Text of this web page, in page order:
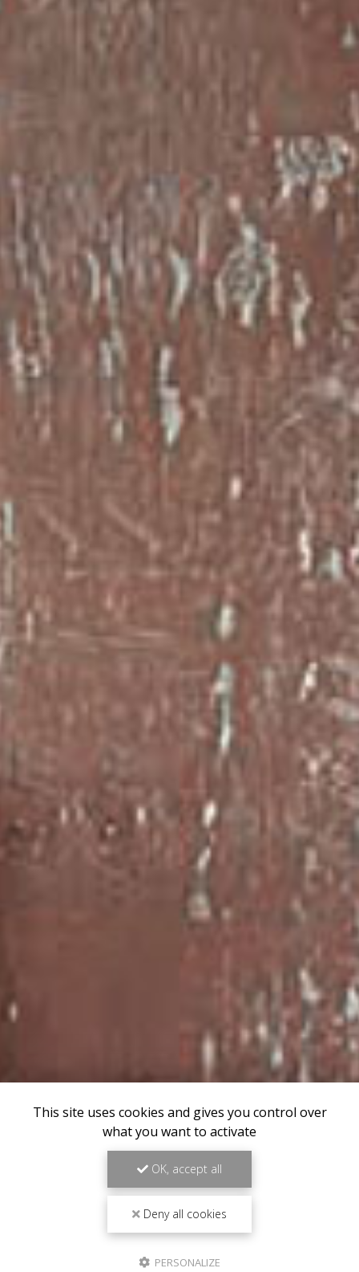
This site uses cookies and gives you control over
what you want to activate
OK, accept all
Deny all cookies
PERSONALIZE